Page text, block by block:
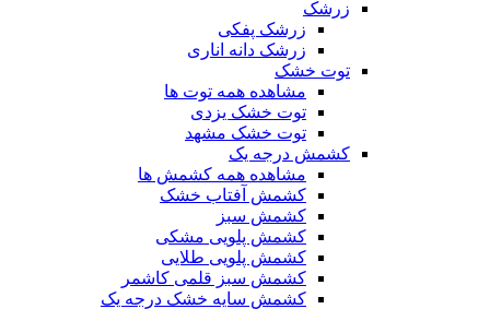
زرشک
زرشک پفکی
زرشک دانه اناری
توت خشک
مشاهده همه توت ها
توت خشک یزدی
توت خشک مشهد
کشمش درجه یک
مشاهده همه کشمش ها
کشمش آفتاب خشک
کشمش سبز
کشمش پلویی مشکی
کشمش پلویی طلایی
کشمش سبز قلمی کاشمر
کشمش سایه خشک درجه یک